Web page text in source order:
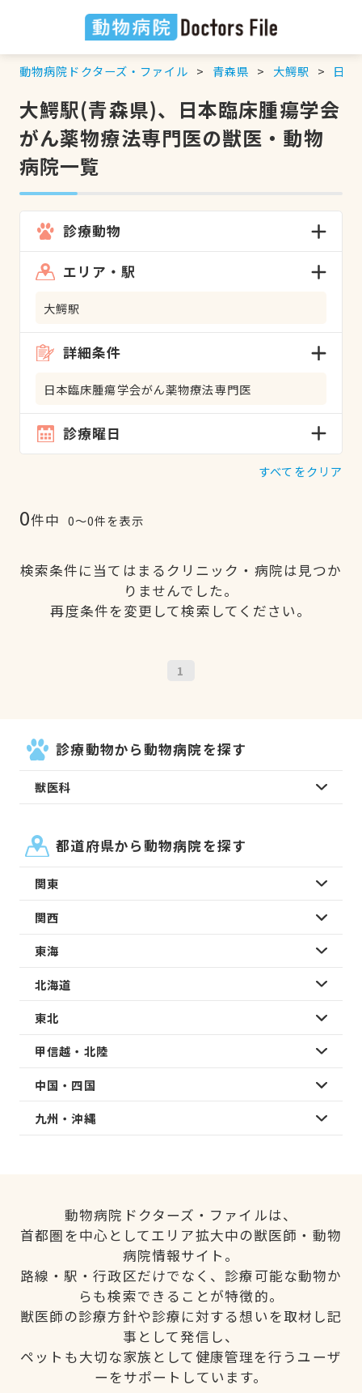
動物病院ドクターズ・ファイル 青森県 大鰐駅 日本
大鰐駅(青森県)、日本臨床腫瘍学会
がん薬物療法専門医の獣医・動物
病院一覧
診療動物
エリア・駅
大鰐駅
詳細条件
日本臨床腫瘍学会がん薬物療法専門医
診療曜日
すべてをクリア
0件中 0〜0件を表示
検索条件に当てはまるクリニック・病院は見つか
りませんでした。
再度条件を変更して検索してください。
1
診療動物から動物病院を探す
獣医科
都道府県から動物病院を探す
関東
関西
東海
北海道
東北
甲信越・北陸
中国・四国
九州・沖縄
動物病院ドクターズ・ファイルは、
首都圏を中心としてエリア拡大中の獣医師・動物
病院情報サイト。
路線・駅・行政区だけでなく、診療可能な動物か
らも検索できることが特徴的。
獣医師の診療方針や診療に対する想いを取材し記
事として発信し、
ペットも大切な家族として健康管理を行うユーザ
ーをサポートしています。